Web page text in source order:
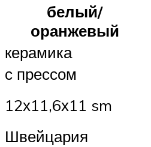
белый/
оранжевый
керамика
с прессом
12х11,6х11 sm
Швейцария